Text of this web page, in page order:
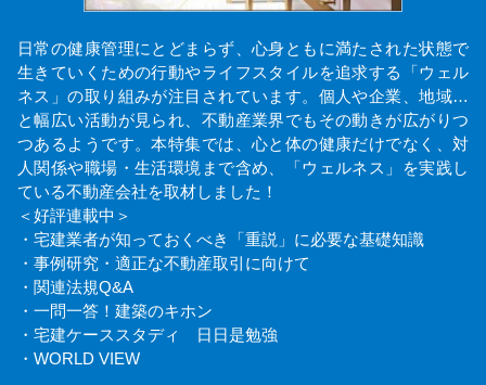
日常の健康管理にとどまらず、心身ともに満たされた状態で
生きていくための行動やライフスタイルを追求する「ウェル
ネス」の取り組みが注目されています。個人や企業、地域…
と幅広い活動が見られ、不動産業界でもその動きが広がりつ
つあるようです。本特集では、心と体の健康だけでなく、対
人関係や職場・生活環境まで含め、「ウェルネス」を実践し
ている不動産会社を取材しました！
＜好評連載中＞
・宅建業者が知っておくべき「重説」に必要な基礎知識
・事例研究・適正な不動産取引に向けて
・関連法規Q&A
・一問一答！建築のキホン
・宅建ケーススタディ 日日是勉強
・WORLD VIEW